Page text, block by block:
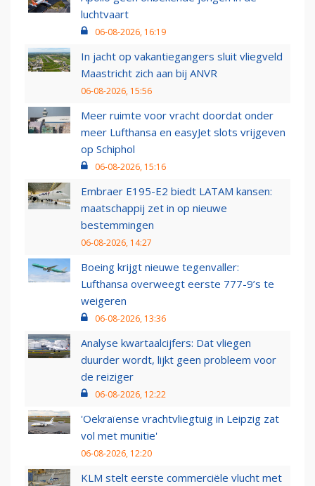
luchtvaart
06-08-2026, 16:19
In jacht op vakantiegangers sluit vliegveld
Maastricht zich aan bij ANVR
06-08-2026, 15:56
Meer ruimte voor vracht doordat onder
meer Lufthansa en easyJet slots vrijgeven
op Schiphol
06-08-2026, 15:16
Embraer E195-E2 biedt LATAM kansen:
maatschappij zet in op nieuwe
bestemmingen
06-08-2026, 14:27
Boeing krijgt nieuwe tegenvaller:
Lufthansa overweegt eerste 777-9’s te
weigeren
06-08-2026, 13:36
Analyse kwartaalcijfers: Dat vliegen
duurder wordt, lijkt geen probleem voor
de reiziger
06-08-2026, 12:22
'Oekraïense vrachtvliegtuig in Leipzig zat
vol met munitie'
06-08-2026, 12:20
KLM stelt eerste commerciële vlucht met